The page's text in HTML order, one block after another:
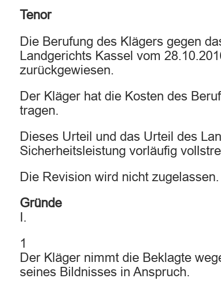
Tenor
Die Berufung des Klägers gegen
Landgerichts Kassel vom
zurückgewiesen.
Der Kläger hat die Kosten des
tragen.
Dieses Urteil und das Urteil des
Sicherheitsleistung vorläufig
Die Revision wird nicht zugelassen.
Gründe
I.
1
Der Kläger nimmt die Beklagte
seines Bildnisses in Anspruch.